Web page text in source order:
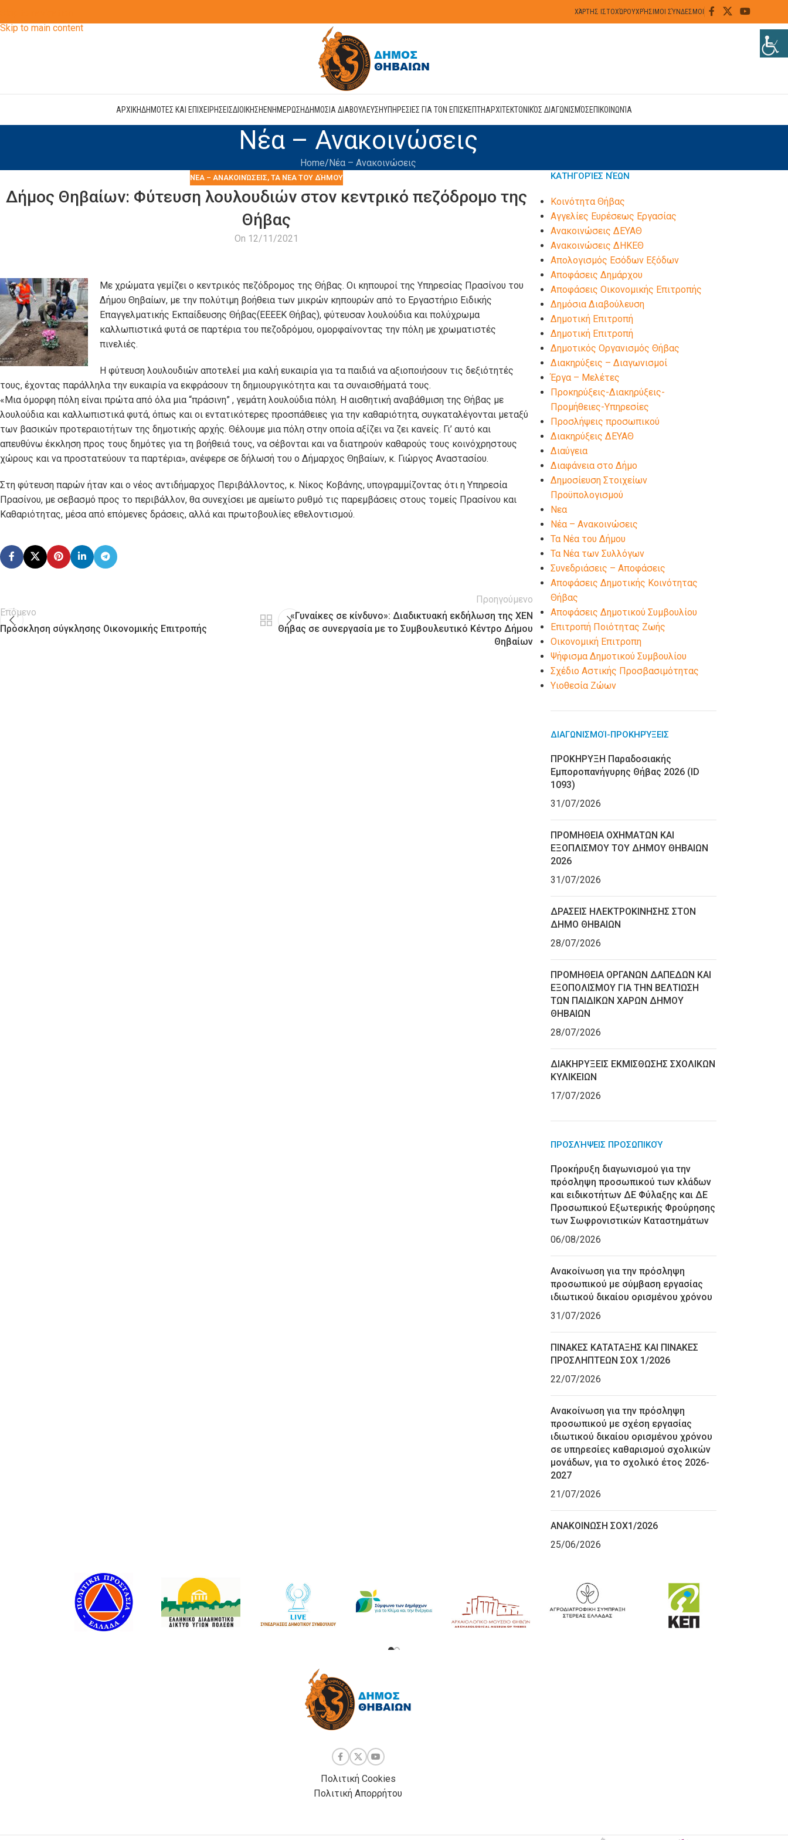
Skip to main content
ΧΆΡΤΗΣ ΙΣΤΟΧΏΡΟΥΧΡΉΣΙΜΟΙ ΣΎΝΔΕΣΜΟΙ
ΑΡΧΙΚΗΔΗΜΟΤΕΣ ΚΑΙ ΕΠΙΧΕΙΡΗΣΕΙΣΔΙΟΙΚΗΣΗΕΝΗΜΕΡΩΣΗΔΗΜΟΣΙΑ ΔΙΑΒΟΥΛΕΥΣΗΥΠΗΡΕΣΙΕΣ ΓΙΑ ΤΟΝ ΕΠΙΣΚΕΠΤΗΑΡΧΙΤΕΚΤΟΝΙΚΌΣ ΔΙΑΓΩΝΙΣΜΌΣΕΠΙΚΟΙΝΩΝΊΑ
Νέα – Ανακοινώσεις
Home Νέα – Ανακοινώσεις
ΝΈΑ – ΑΝΑΚΟΙΝΏΣΕΙΣ, ΤΑ ΝΈΑ ΤΟΥ ΔΉΜΟΥ
Δήμος Θηβαίων: Φύτευση λουλουδιών στον κεντρικό πεζόδρομο της
Θήβας
On 12/11/2021
Με χρώματα γεμίζει ο κεντρικός πεζόδρομος της Θήβας. Οι κηπουροί της Υπηρεσίας Πρασίνου του
Δήμου Θηβαίων, με την πολύτιμη βοήθεια των μικρών κηπουρών από το Εργαστήριο Ειδικής
Επαγγελματικής Εκπαίδευσης Θήβας(ΕΕΕΕΚ Θήβας), φύτευσαν λουλούδια και πολύχρωμα
καλλωπιστικά φυτά σε παρτέρια του πεζοδρόμου, ομορφαίνοντας την πόλη με χρωματιστές
πινελιές.
Η φύτευση λουλουδιών αποτελεί μια καλή ευκαιρία για τα παιδιά να αξιοποιήσουν τις δεξιότητές
τους, έχοντας παράλληλα την ευκαιρία να εκφράσουν τη δημιουργικότητα και τα συναισθήματά τους.
«Μια όμορφη πόλη είναι πρώτα από όλα μια “πράσινη” , γεμάτη λουλούδια πόλη. Η αισθητική αναβάθμιση της Θήβας με
λουλούδια και καλλωπιστικά φυτά, όπως και οι εντατικότερες προσπάθειες για την καθαριότητα, συγκαταλέγονται μεταξύ
των βασικών προτεραιοτήτων της δημοτικής αρχής. Θέλουμε μια πόλη στην οποία αξίζει να ζει κανείς. Γι’ αυτό και
απευθύνω έκκληση προς τους δημότες για τη βοήθειά τους, να σέβονται και να διατηρούν καθαρούς τους κοινόχρηστους
χώρους και να προστατεύουν τα παρτέρια», ανέφερε σε δήλωσή του ο Δήμαρχος Θηβαίων, κ. Γιώργος Αναστασίου.
Στη φύτευση παρών ήταν και ο νέος αντιδήμαρχος Περιβάλλοντος, κ. Νίκος Κοβάνης, υπογραμμίζοντας ότι η Υπηρεσία
Πρασίνου, με σεβασμό προς το περιβάλλον, θα συνεχίσει με αμείωτο ρυθμό τις παρεμβάσεις στους τομείς Πρασίνου και
Καθαριότητας, μέσα από επόμενες δράσεις, αλλά και πρωτοβουλίες εθελοντισμού.
Επόμενο
Πρόσκληση σύγκλησης Οικονομικής Επιτροπής
Προηγούμενο
«Γυναίκες σε κίνδυνο»: Διαδικτυακή εκδήλωση της ΧΕΝ
Θήβας σε συνεργασία με το Συμβουλευτικό Κέντρο Δήμου
Θηβαίων
ΚΑΤΗΓΟΡΊΕΣ ΝΈΩΝ
Kοινότητα Θήβας
Αγγελίες Ευρέσεως Εργασίας
Ανακοινώσεις ΔΕΥΑΘ
Ανακοινώσεις ΔΗΚΕΘ
Απολογισμός Εσόδων Εξόδων
Αποφάσεις Δημάρχου
Αποφάσεις Οικονομικής Επιτροπής
Δημόσια Διαβούλευση
Δημοτική Επιτροπή
Δημοτική Επιτροπή
Δημοτικός Οργανισμός Θήβας
Διακηρύξεις – Διαγωνισμοί
Έργα – Μελέτες
Προκηρύξεις-Διακηρύξεις-
Προμήθειες-Υπηρεσίες
Προσλήψεις προσωπικού
Διακηρύξεις ΔΕΥΑΘ
Διαύγεια
Διαφάνεια στο Δήμο
Δημοσίευση Στοιχείων
Προϋπολογισμού
Νεα
Νέα – Ανακοινώσεις
Τα Νέα του Δήμου
Τα Νέα των Συλλόγων
Συνεδριάσεις – Αποφάσεις
Αποφάσεις Δημοτικής Κοινότητας
Θήβας
Αποφάσεις Δημοτικού Συμβουλίου
Επιτροπή Ποιότητας Ζωής
Οικονομική Επιτροπη
Ψήφισμα Δημοτικού Συμβουλίου
Σχέδιο Αστικής Προσβασιμότητας
Υιοθεσία Ζώων
ΔΙΑΓΩΝΙΣΜΟΊ-ΠΡΟΚΗΡΎΞΕΙΣ
ΠΡΟΚΗΡΥΞΗ Παραδοσιακής
Εμποροπανήγυρης Θήβας 2026 (ID
1093)
31/07/2026
ΠΡΟΜΗΘΕΙΑ ΟΧΗΜΑΤΩΝ ΚΑΙ
ΕΞΟΠΛΙΣΜΟΥ ΤΟΥ ΔΗΜΟΥ ΘΗΒΑΙΩΝ
2026
31/07/2026
ΔΡΑΣΕΙΣ ΗΛΕΚΤΡΟΚΙΝΗΣΗΣ ΣΤΟΝ
ΔΗΜΟ ΘΗΒΑΙΩΝ
28/07/2026
ΠΡΟΜΗΘΕΙΑ ΟΡΓΑΝΩΝ ΔΑΠΕΔΩΝ ΚΑΙ
ΕΞΟΠΟΛΙΣΜΟΥ ΓΙΑ ΤΗΝ ΒΕΛΤΙΩΣΗ
ΤΩΝ ΠΑΙΔΙΚΩΝ ΧΑΡΩΝ ΔΗΜΟΥ
ΘΗΒΑΙΩΝ
28/07/2026
ΔΙΑΚΗΡΥΞΕΙΣ ΕΚΜΙΣΘΩΣΗΣ ΣΧΟΛΙΚΩΝ
ΚΥΛΙΚΕΙΩΝ
17/07/2026
ΠΡΟΣΛΉΨΕΙΣ ΠΡΟΣΩΠΙΚΟΎ
Προκήρυξη διαγωνισμού για την
πρόσληψη προσωπικού των κλάδων
και ειδικοτήτων ΔΕ Φύλαξης και ΔΕ
Προσωπικού Εξωτερικής Φρούρησης
των Σωφρονιστικών Καταστημάτων
06/08/2026
Ανακοίνωση για την πρόσληψη
προσωπικού με σύμβαση εργασίας
ιδιωτικού δικαίου ορισμένου χρόνου
31/07/2026
ΠΙΝΑΚΕΣ ΚΑΤΑΤΑΞΗΣ ΚΑΙ ΠΙΝΑΚΕΣ
ΠΡΟΣΛΗΠΤΕΩΝ ΣΟΧ 1/2026
22/07/2026
Ανακοίνωση για την πρόσληψη
προσωπικού με σχέση εργασίας
ιδιωτικού δικαίου ορισμένου χρόνου
σε υπηρεσίες καθαρισμού σχολικών
μονάδων, για το σχολικό έτος 2026-
2027
21/07/2026
ΑΝΑΚΟΙΝΩΣΗ ΣΟΧ1/2026
25/06/2026
Πολιτική Cookies
Πολιτική Απορρήτου